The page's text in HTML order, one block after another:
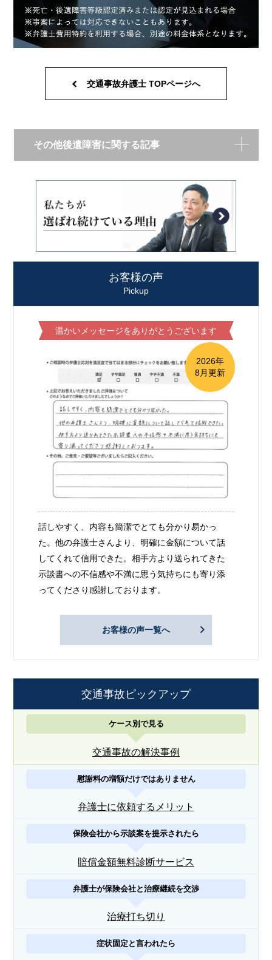
交通事故弁護士 TOPページへ
その他後遺障害に関する記事
お客様の声
Pickup
温かいメッセージをありがとうございます
2026年
8月更新
話しやすく、内容も簡潔でとても分かり易かっ
た。他の弁護士さんより、明確に金額について話
してくれて信用できた。相手方より送られてきた
示談書への不信感や不満に思う気持ちにも寄り添
ってくださり感謝しております。
お客様の声一覧へ
交通事故ピックアップ
ケース別で見る
交通事故の解決事例
慰謝料の増額だけではありません
弁護士に依頼するメリット
保険会社から示談案を提示されたら
賠償金額無料診断サービス
弁護士が保険会社と治療継続を交渉
治療打ち切り
症状固定と言われたら